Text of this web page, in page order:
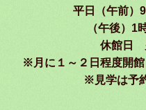
平日（午前）
（午後）1
休館日
※月に１～２日程度開館
※見学は予